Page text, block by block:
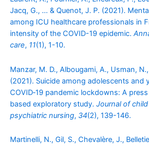
Jacq, G., … & Quenot, J. P. (2021).
among ICU healthcare professionals in
intensity of the COVID-19 epidemic.
care, 11(1), 1-10.
Manzar, M. D., Albougami, A., Usman,
(2021). Suicide among adolescents and
COVID‐19 pandemic lockdowns: A
based exploratory study. Journal of
psychiatric nursing, 34(2), 139-146.
Martinelli, N., Gil, S., Chevalère, J.,